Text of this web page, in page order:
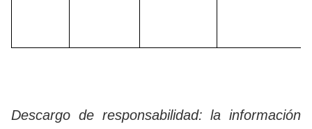
Descargo de responsabilidad: la información